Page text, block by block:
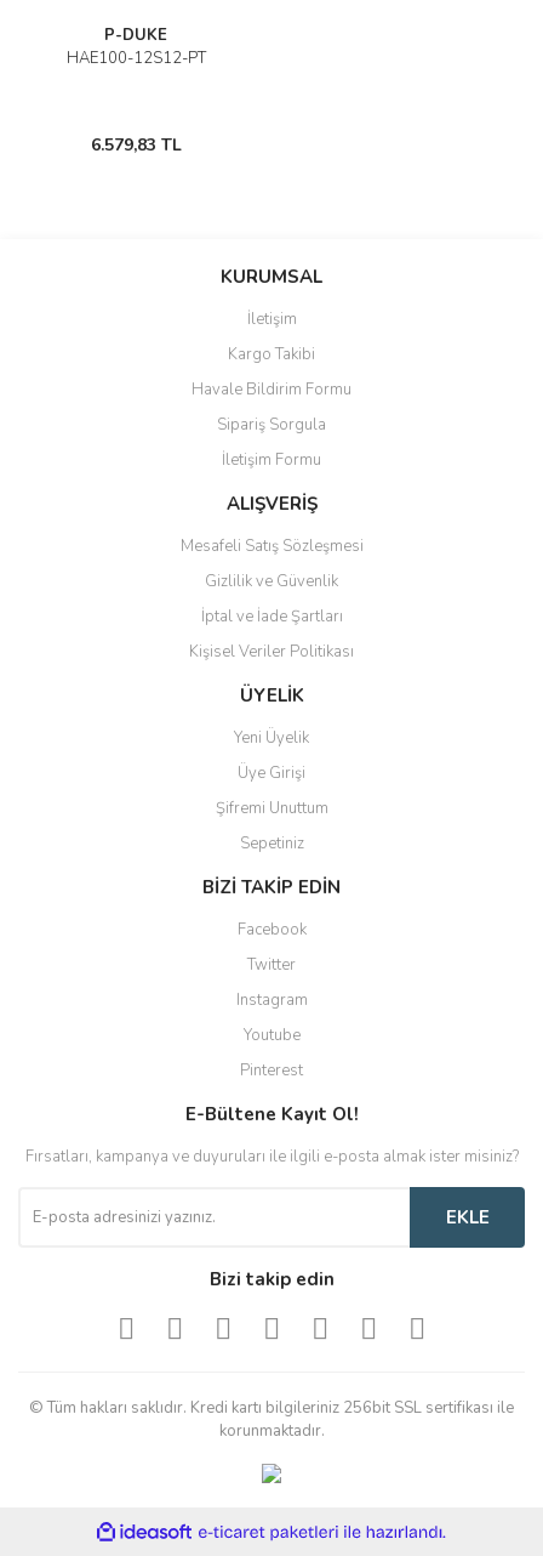
P-DUKE
HAE100-12S12-PT
6.579,83 TL
KURUMSAL
İletişim
Kargo Takibi
Havale Bildirim Formu
Sipariş Sorgula
İletişim Formu
ALIŞVERİŞ
Mesafeli Satış Sözleşmesi
Gizlilik ve Güvenlik
İptal ve İade Şartları
Kişisel Veriler Politikası
ÜYELİK
Yeni Üyelik
Üye Girişi
Şifremi Unuttum
Sepetiniz
BİZİ TAKİP EDİN
Facebook
Twitter
Instagram
Youtube
Pinterest
E-Bültene Kayıt Ol!
Fırsatları, kampanya ve duyuruları ile ilgili e-posta almak ister misiniz?
EKLE
Bizi takip edin
© Tüm hakları saklıdır. Kredi kartı bilgileriniz 256bit SSL sertifikası ile
korunmaktadır.
ideasoft
e-